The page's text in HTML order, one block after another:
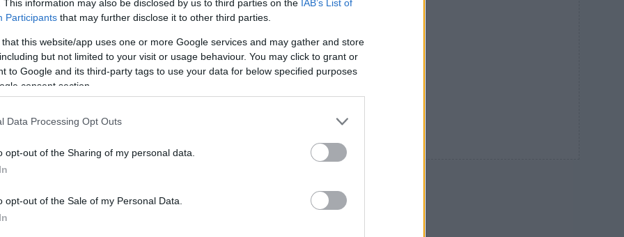
This information may also be disclosed by us to third parties on the IAB’s List of
Participants that may further disclose it to other third parties.
that this website/app uses one or more Google services and may gather and store
but not limited to your visit or usage behaviour. You may click to grant or
to Google and its third-party tags to use your data for below specified purposes
consent section.
Data Processing Opt Outs
opt-out of the Sharing of my personal data.
opt-out of the Sale of my Personal Data.
szezon közben, amire legutóbb 2012-ben, a
említjük, a törlés természetesen a
érinti, amelyek szintén színre léptek volna
és az F1 Academy.